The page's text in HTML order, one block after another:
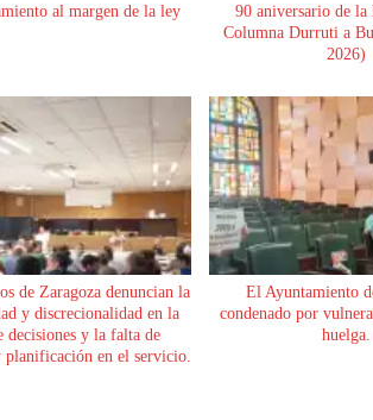
al margen de la ley
90 aniversario de la
Columna Durruti a
2026)
de Zaragoza denuncian la
y discrecionalidad en la
decisiones y la falta de
en el servicio.
El Ayuntamiento
condenado por
huelga.